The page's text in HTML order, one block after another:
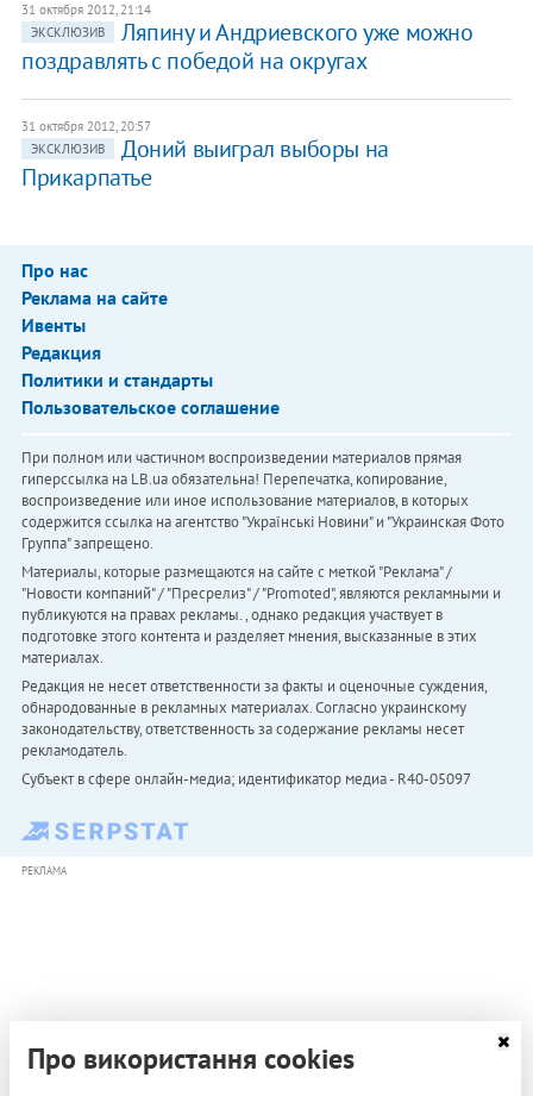
31 октября 2012, 21:14
ЭКСКЛЮЗИВ
Ляпину и Андриевского уже можно
поздравлять с победой на округах
31 октября 2012, 20:57
ЭКСКЛЮЗИВ
Доний выиграл выборы на
Прикарпатье
Про нас
Реклама на сайте
Ивенты
Редакция
Политики и стандарты
Пользовательское соглашение
При полном или частичном воспроизведении материалов прямая
гиперссылка на LB.ua обязательна! Перепечатка, копирование,
воспроизведение или иное использование материалов, в которых
содержится ссылка на агентство "Українськi Новини" и "Украинская Фото
Группа" запрещено.
Материалы, которые размещаются на сайте с меткой "Реклама" /
"Новости компаний" / "Пресрелиз" / "Promoted", являются рекламными и
публикуются на правах рекламы. , однако редакция участвует в
подготовке этого контента и разделяет мнения, высказанные в этих
материалах.
Редакция не несет ответственности за факты и оценочные суждения,
обнародованные в рекламных материалах. Согласно украинскому
законодательству, ответственность за содержание рекламы несет
рекламодатель.
Субъект в сфере онлайн-медиа; идентификатор медиа - R40-05097
РЕКЛАМА
Про використання cookies